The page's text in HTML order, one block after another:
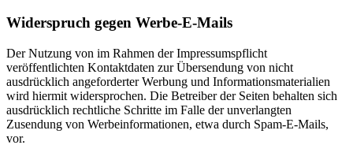
Widerspruch gegen Werbe-E-Mails
Der Nutzung von im Rahmen der Impressumspflicht
veröffentlichten Kontaktdaten zur Übersendung von nicht
ausdrücklich angeforderter Werbung und Informationsmaterialien
wird hiermit widersprochen. Die Betreiber der Seiten behalten sich
ausdrücklich rechtliche Schritte im Falle der unverlangten
Zusendung von Werbeinformationen, etwa durch Spam-E-Mails,
vor.